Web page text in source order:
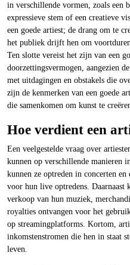
in verschillende vormen, zoals een
expressieve stem of een creatieve
een goede artiest; de drang om te
het publiek drijft hen om
Ten slotte vereist het zijn van een
doorzettingsvermogen, aangezien
met uitdagingen en obstakels die
zijn de kenmerken van een goede
die samenkomen om kunst te
Hoe verdient een
Een veelgestelde vraag over
kunnen op verschillende manieren
kunnen ze optreden in concerten
voor hun live optredens. Daarnaast
verkoop van hun muziek,
royalties ontvangen voor het
op streamingplatforms. Kortom,
inkomstenstromen die hen in staat
leven.